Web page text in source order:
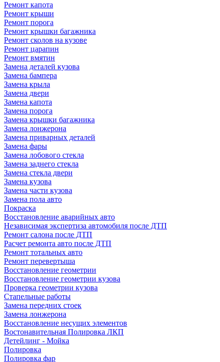
Ремонт капота
Ремонт крыши
Ремонт порога
Ремонт крышки багажника
Ремонт сколов на кузове
Ремонт царапин
Ремонт вмятин
Замена деталей кузова
Замена бампера
Замена крыла
Замена двери
Замена капота
Замена порога
Замена крышки багажника
Замена лонжерона
Замена приварных деталей
Замена фары
Замена лобового стекла
Замена заднего стекла
Замена стекла двери
Замена кузова
Замена части кузова
Замена пола авто
Покраска
Восстановление аварийных авто
Независимая экспертиза автомобиля после ДТП
Ремонт салона после ДТП
Расчет ремонта авто после ДТП
Ремонт тотальных авто
Ремонт перевертыша
Восстановление геометрии
Восстановление геометрии кузова
Проверка геометрии кузова
Стапельные работы
Замена передних стоек
Замена лонжерона
Восстановление несущих элементов
Востонавительная Полировка ЛКП
Детейлинг - Мойка
Полировка
Полировка фар